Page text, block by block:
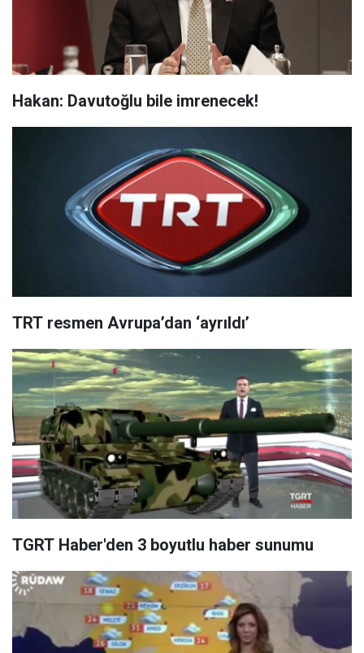
Hakan: Davutoğlu bile imrenecek!
TRT resmen Avrupa’dan ‘ayrıldı’
TGRT Haber'den 3 boyutlu haber sunumu